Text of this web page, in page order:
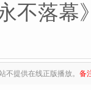
永不落
不提供在线正版播放。 备